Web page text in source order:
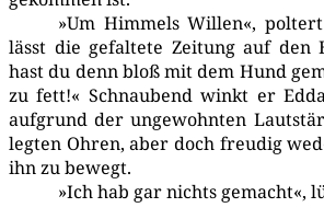
»Um Him­mels Wil­len«,
lässt die gefal­te­te Zei­tung auf den
hast du denn bloß mit dem Hund
zu fett!« Schnau­bend winkt er
auf­grund der unge­wohn­ten
leg­ten Ohren, aber doch freu­dig
ihn zu bewegt.
»Ich hab gar nichts gemacht«,